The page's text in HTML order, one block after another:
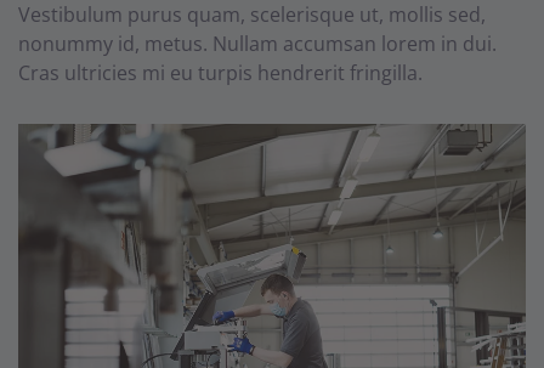
Vestibulum purus quam, scelerisque ut, mollis sed,
nonummy id, metus. Nullam accumsan lorem in dui.
Cras ultricies mi eu turpis hendrerit fringilla.